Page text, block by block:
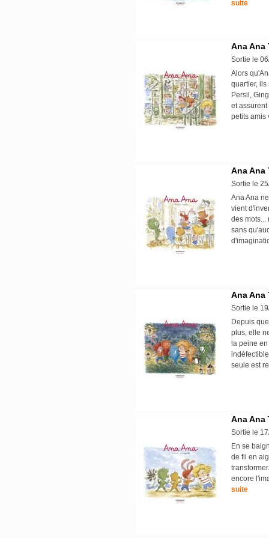
suite
Ana Ana
Sortie le
Alors
quartier, ils
Persil,
et assurent
petits amis
Ana Ana
Sortie le
Ana Ana
vient
des mots...
sans
Ana Ana
Sortie le
Depuis
plus, elle
la peine
seule est
Ana Ana
Sortie le
En se
de fil en
encore
suite